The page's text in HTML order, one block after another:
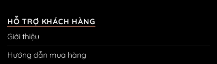
HỖ TRỢ KHÁCH HÀNG
Giới thiệu
Hướng dẫn mua hàng